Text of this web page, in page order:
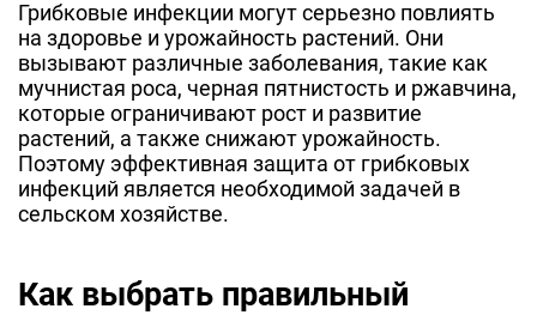
Грибковые инфекции могут серьезно повлиять
на здоровье и урожайность растений. Они
вызывают различные заболевания, такие как
мучнистая роса, черная пятнистость и ржавчина,
которые ограничивают рост и развитие
растений, а также снижают урожайность.
Поэтому эффективная защита от грибковых
инфекций является необходимой задачей в
сельском хозяйстве.
Как выбрать правильный